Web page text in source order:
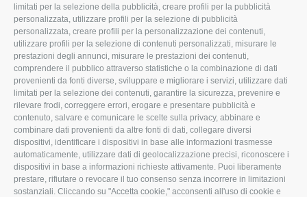
limitati per la selezione della pubblicità, creare profili per la pubblicità
personalizzata, utilizzare profili per la selezione di pubblicità
personalizzata, creare profili per la personalizzazione dei contenuti,
utilizzare profili per la selezione di contenuti personalizzati, misurare le
prestazioni degli annunci, misurare le prestazioni dei contenuti,
comprendere il pubblico attraverso statistiche o la combinazione di dati
provenienti da fonti diverse, sviluppare e migliorare i servizi, utilizzare dati
limitati per la selezione dei contenuti, garantire la sicurezza, prevenire e
rilevare frodi, correggere errori, erogare e presentare pubblicità e
contenuto, salvare e comunicare le scelte sulla privacy, abbinare e
combinare dati provenienti da altre fonti di dati, collegare diversi
dispositivi, identificare i dispositivi in base alle informazioni trasmesse
automaticamente, utilizzare dati di geolocalizzazione precisi, riconoscere i
dispositivi in base a informazioni richieste attivamente. Puoi liberamente
prestare, rifiutare o revocare il tuo consenso senza incorrere in limitazioni
sostanziali. Cliccando su "Accetta cookie," acconsenti all'uso di cookie e
Missione e Progetto
Organigramma aziendale
I Nostri Servizi
Uffici della Sede
provinciale
Le Sedi di Zona
Agricoltori S.r.l.
Whistleblowing
Confagricoltura Rovigo e
Agricoltori srl
Fiscale
Lavoro
Ambiente
Associazione
CONFAGRICOLTURA
ATTIVA
Notizie in evidenza
Eventi
Comunicati Stampa